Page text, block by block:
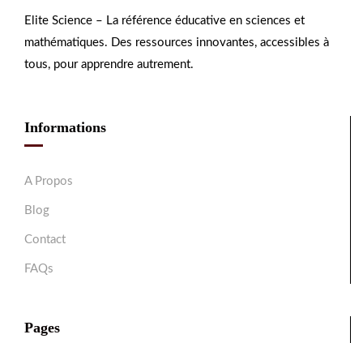
Elite Science – La référence éducative en sciences et
mathématiques. Des ressources innovantes, accessibles à
tous, pour apprendre autrement.
Informations
A Propos
Blog
Contact
FAQs
Pages